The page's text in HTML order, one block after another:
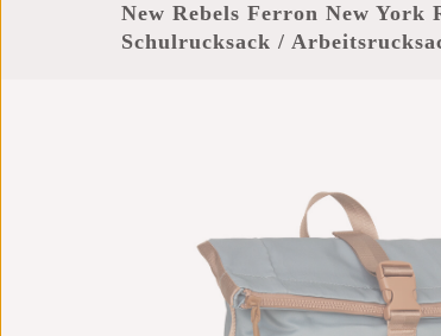
New Rebels Ferron New
Schulrucksack /